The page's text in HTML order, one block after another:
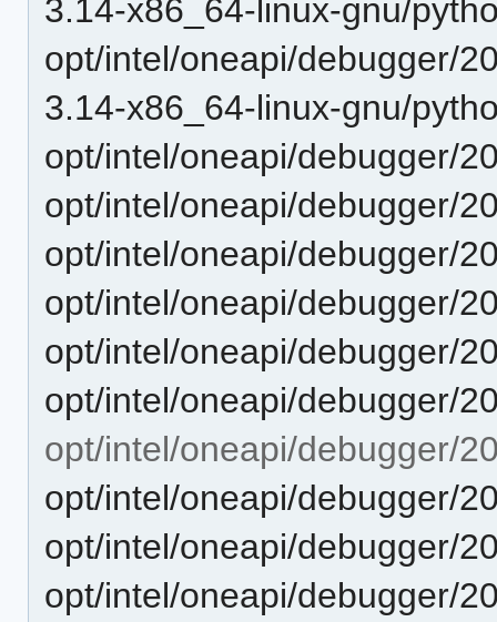
3.14-x86_64-linux-gnu/
opt/intel/oneapi/debugger/
3.14-x86_64-linux-gnu/
opt/intel/oneapi/debugger/
opt/intel/oneapi/debugger/
opt/intel/oneapi/debugger/
opt/intel/oneapi/debugger/
opt/intel/oneapi/debugger/
opt/intel/oneapi/debugger/
opt/intel/oneapi/debugger/
opt/intel/oneapi/debugger/
opt/intel/oneapi/debugger/
opt/intel/oneapi/debugger/